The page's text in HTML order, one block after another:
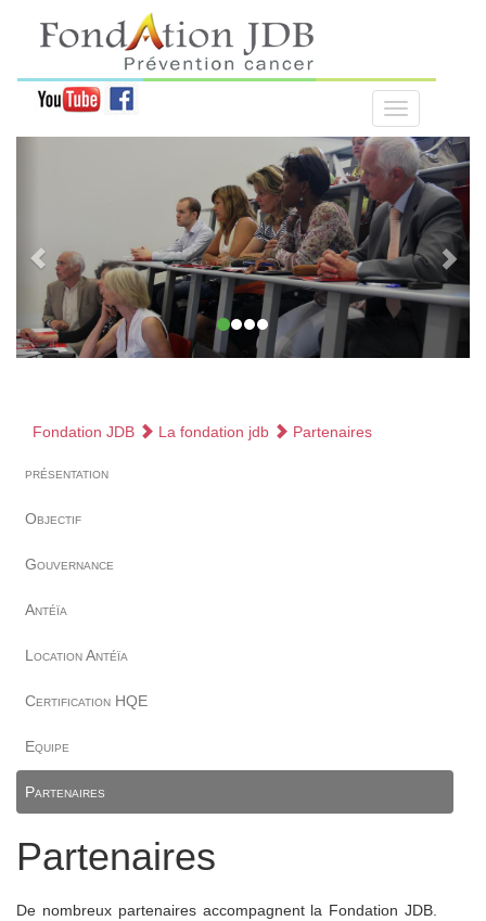
Fondation JDB La fondation jdb Partenaires
présentation
Objectif
Gouvernance
Antéïa
Location Antéïa
Certification HQE
Equipe
Partenaires
Partenaires
De nombreux partenaires accompagnent la Fondation JDB.